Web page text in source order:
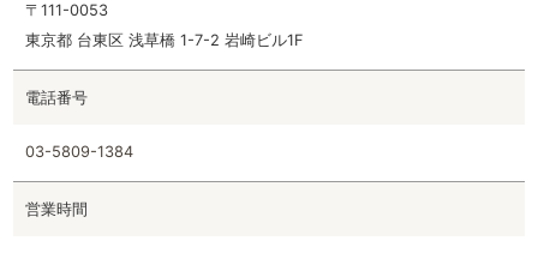
〒111-0053
東京都 台東区 浅草橋 1-7-2 岩崎ビル1F
電話番号
03-5809-1384
営業時間